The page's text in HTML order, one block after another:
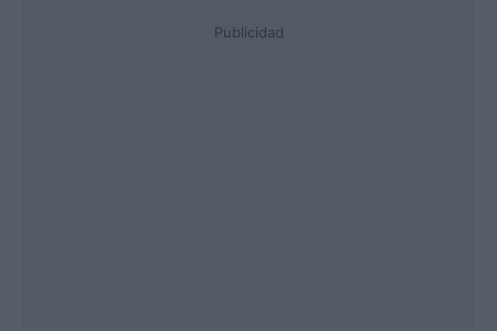
Publicidad